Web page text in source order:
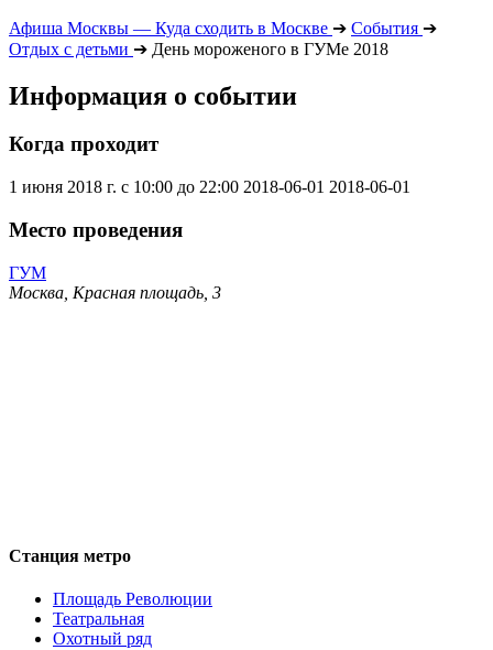
Афиша Москвы — Куда сходить в Москве ➔ События ➔
Отдых с детьми ➔ День мороженого в ГУМе 2018
Информация о событии
Когда проходит
1 июня 2018 г. с 10:00 до 22:00 2018-06-01 2018-06-01
Место проведения
ГУМ
Москва, Красная площадь, 3
Станция метро
Площадь Революции
Театральная
Охотный ряд